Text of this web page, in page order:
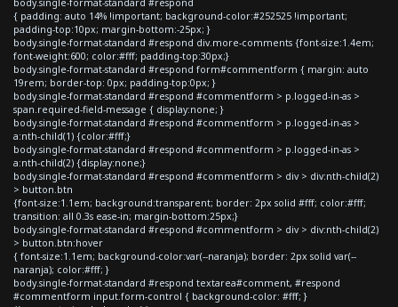
body.single-format-standard #respond
{ padding: auto 14% !important; background-color:#252525 !important;
padding-top:10px; margin-bottom:-25px; }
body.single-format-standard #respond div.more-comments {font-size:1.4em;
font-weight:600; color:#fff; padding-top:30px;}
body.single-format-standard #respond form#commentform { margin: auto
19rem; border-top: 0px; padding-top:0px; }
body.single-format-standard #respond #commentform > p.logged-in-as >
span.required-field-message { display:none; }
body.single-format-standard #respond #commentform > p.logged-in-as >
a:nth-child(1) {color:#fff;}
body.single-format-standard #respond #commentform > p.logged-in-as >
a:nth-child(2) {display:none;}
body.single-format-standard #respond #commentform > div > div:nth-child(2)
> button.btn
{font-size:1.1em; background:transparent; border: 2px solid #fff; color:#fff;
transition: all 0.3s ease-in; margin-bottom:25px;}
body.single-format-standard #respond #commentform > div > div:nth-child(2)
> button.btn:hover
{ font-size:1.1em; background-color:var(--naranja); border: 2px solid var(--
naranja); color:#fff; }
body.single-format-standard #respond textarea#comment, #respond
#commentform input.form-control { background-color: #fff; }